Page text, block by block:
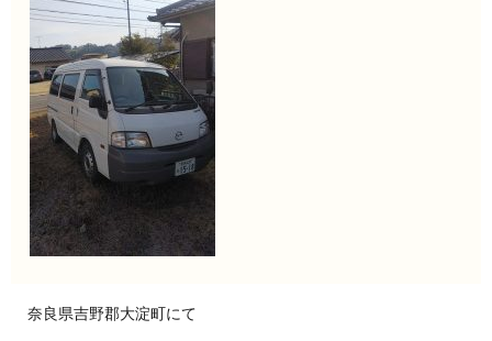
奈良県吉野郡大淀町にて